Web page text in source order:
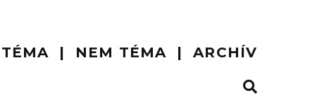
TÉMA NEM TÉMA ARCHÍV